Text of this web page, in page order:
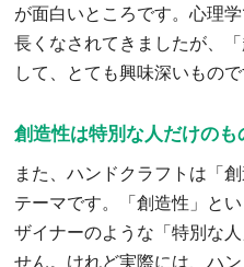
が面白いところです。心理
長くなされてきましたが、
して、とても興味深いもので
創造性は特別な人だけのも
また、ハンドクラフトは「
テーマです。「創造性」と
ザイナーのような「特別な
せん。けれど実際には、ハ